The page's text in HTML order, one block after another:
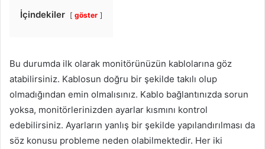
İçindekiler göster
Bu durumda ilk olarak monitörünüzün kablolarına göz
atabilirsiniz. Kablosun doğru bir şekilde takılı olup
olmadığından emin olmalısınız. Kablo bağlantınızda sorun
yoksa, monitörlerinizden ayarlar kısmını kontrol
edebilirsiniz. Ayarların yanlış bir şekilde yapılandırılması da
söz konusu probleme neden olabilmektedir. Her iki